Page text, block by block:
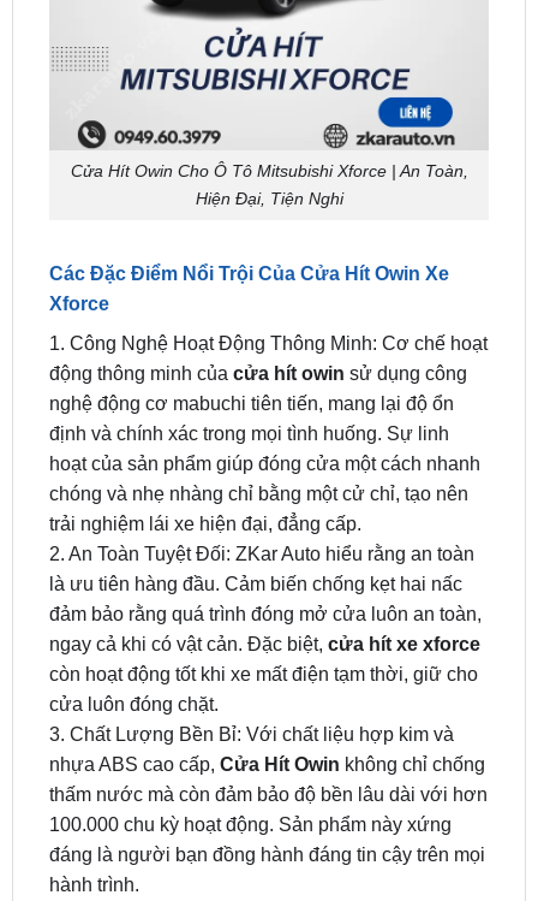
Cửa Hít Owin Cho Ô Tô Mitsubishi Xforce | An Toàn,
Hiện Đại, Tiện Nghi
Các Đặc Điểm Nổi Trội Của Cửa Hít Owin Xe
Xforce
1. Công Nghệ Hoạt Động Thông Minh: Cơ chế hoạt
động thông minh của cửa hít owin sử dụng công
nghệ động cơ mabuchi tiên tiến, mang lại độ ổn
định và chính xác trong mọi tình huống. Sự linh
hoạt của sản phẩm giúp đóng cửa một cách nhanh
chóng và nhẹ nhàng chỉ bằng một cử chỉ, tạo nên
trải nghiệm lái xe hiện đại, đẳng cấp.
2. An Toàn Tuyệt Đối: ZKar Auto hiểu rằng an toàn
là ưu tiên hàng đầu. Cảm biến chống kẹt hai nấc
đảm bảo rằng quá trình đóng mở cửa luôn an toàn,
ngay cả khi có vật cản. Đặc biệt, cửa hít xe xforce
còn hoạt động tốt khi xe mất điện tạm thời, giữ cho
cửa luôn đóng chặt.
3. Chất Lượng Bền Bỉ: Với chất liệu hợp kim và
nhựa ABS cao cấp, Cửa Hít Owin không chỉ chống
thấm nước mà còn đảm bảo độ bền lâu dài với hơn
100.000 chu kỳ hoạt động. Sản phẩm này xứng
đáng là người bạn đồng hành đáng tin cậy trên mọi
hành trình.